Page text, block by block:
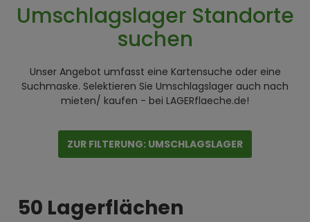
Umschlagslager Standorte
suchen
Unser Angebot umfasst eine Kartensuche oder eine
Suchmaske. Selektieren Sie Umschlagslager auch nach
mieten/ kaufen - bei LAGERflaeche.de!
ZUR FILTERUNG: UMSCHLAGSLAGER
50 Lagerflächen